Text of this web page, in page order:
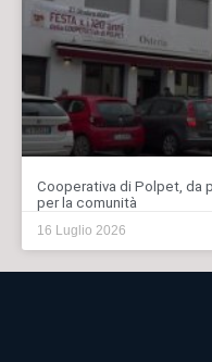
Cooperativa di Polpet, da
per la comunità
16 Luglio 2026